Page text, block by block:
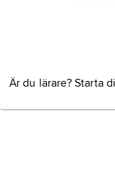
Är du lärare? Starta